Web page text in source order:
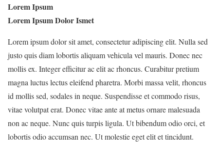
Lorem Ipsum
Lorem Ipsum Dolor Ismet
Lorem ipsum dolor sit amet, consectetur adipiscing elit. Nulla sed
justo quis diam lobortis aliquam vehicula vel mauris. Donec nec
mollis ex. Integer efficitur ac elit ac rhoncus. Curabitur pretium
magna luctus lectus eleifend pharetra. Morbi massa velit, rhoncus
id mollis sed, sodales in neque. Suspendisse et commodo risus,
vitae volutpat erat. Donec vitae ante at metus ornare malesuada
non ac neque. Nunc quis turpis ligula. Ut bibendum odio orci, et
lobortis odio accumsan nec. Ut molestie eget elit et tincidunt.